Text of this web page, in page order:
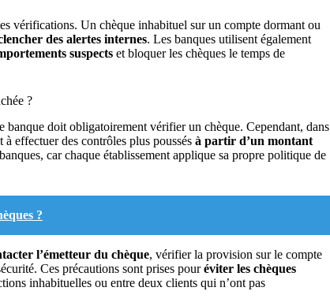
vérifications. Un chèque inhabituel sur un compte dormant ou
des alertes internes. Les banques utilisent également
suspects et bloquer les chèques le temps de
?
banque doit obligatoirement vérifier un chèque. Cependant, dans
effectuer des contrôles plus poussés à partir d’un montant
car chaque établissement applique sa propre politique de
?
l’émetteur du chèque, vérifier la provision sur le compte
Ces précautions sont prises pouréviter les chèques
inhabituelles ou entre deux clients qui n’ont pas